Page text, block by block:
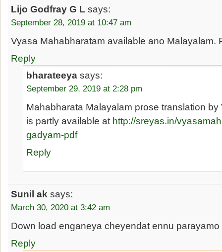
Lijo Godfray G L says:
September 28, 2019 at 10:47 am
Vyasa Mahabharatam available ano Malayalam.
Reply
bharateeya says:
September 29, 2019 at 2:28 pm
Mahabharata Malayalam prose translation
is partly available at http://sreyas.in/
gadyam-pdf
Reply
Sunil ak says:
March 30, 2020 at 3:42 am
Down load enganeya cheyendat ennu parayamo
Reply